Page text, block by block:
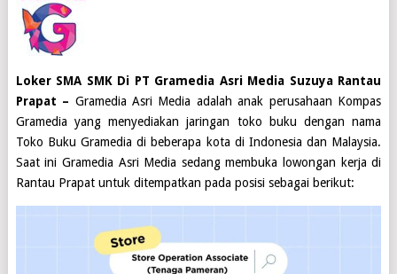
Loker SMA SMK Di PT Gramedia Asri Media Suzuya Rantau
Prapat – Gramedia Asri Media adalah anak perusahaan Kompas
Gramedia yang menyediakan jaringan toko buku dengan nama
Toko Buku Gramedia di beberapa kota di Indonesia dan Malaysia.
Saat ini Gramedia Asri Media sedang membuka lowongan kerja di
Rantau Prapatuntuk ditempatkan pada posisi sebagai berikut: